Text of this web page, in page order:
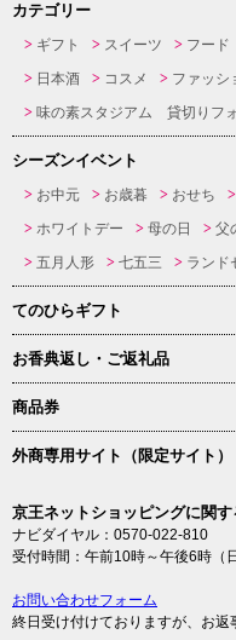
カテゴリー
ギフト スイーツ フード
日本酒
コスメ ファッシ
味の素スタジアム 貸切りフ
シーズンイベント
お中元 お歳暮 おせち
ホワイトデー
母の日 父
五月人形
七五三 ランド
てのひらギフト
お香典返し・ご返礼品
商品券
外商専用サイト（限定サイト）
京王ネットショッピングに関
ナビダイヤル：0570-022-810
受付時間：午前10時～午後6時（
お問い合わせフォーム
終日受け付けておりますが、お返